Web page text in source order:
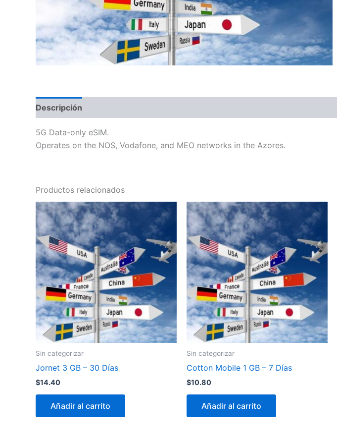
Descripción
5G Data-only eSIM.
Operates on the NOS, Vodafone, and MEO networks in the Azores.
Productos relacionados
Sin categorizar
Jornet 3 GB – 30 Días
$14.40
Añadir al carrito
Sin categorizar
Cotton Mobile 1 GB – 7 Días
$10.80
Añadir al carrito